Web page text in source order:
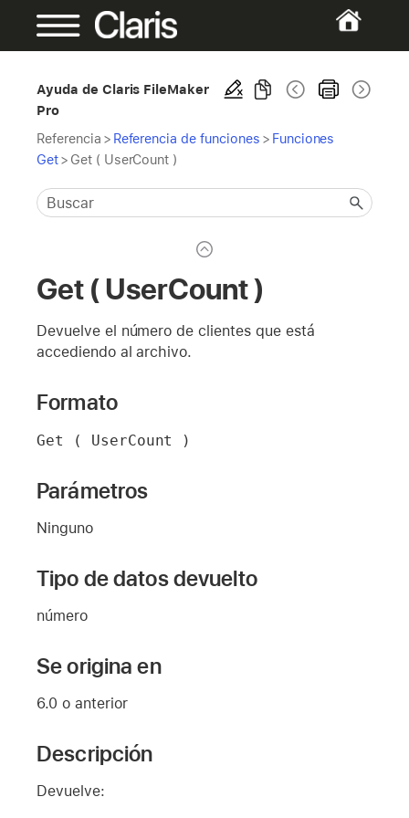
Ayuda de Claris FileMaker
Pro
Referencia > Referencia de funciones > Funciones
Get> Get ( UserCount )
Get ( UserCount )
Devuelve el número de clientes que está
accediendo al archivo.
Formato
Get ( UserCount )
Parámetros
Ninguno
Tipo de datos devuelto
número
Se origina en
6.0 o anterior
Descripción
Devuelve: